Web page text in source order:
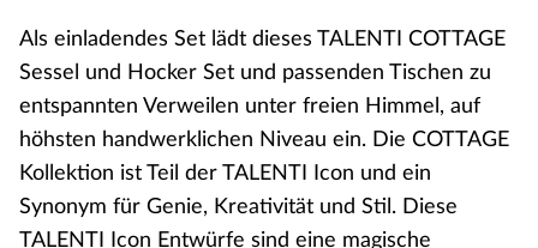
Als einladendes Set lädt dieses TALENTI COTTAGE
Sessel und Hocker Set und passenden Tischen zu
entspannten Verweilen unter freien Himmel, auf
höhsten handwerklichen Niveau ein. Die COTTAGE
Kollektion ist Teil der TALENTI Icon und ein
Synonym für Genie, Kreativität und Stil. Diese
TALENTI Icon Entwürfe sind eine magische